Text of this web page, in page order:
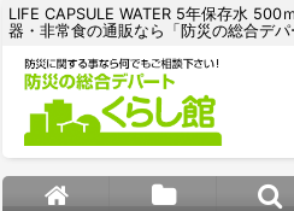
LIFE CAPSULE WATER 5年保存水 500
器・非常食の通販なら「防災の総合デパ